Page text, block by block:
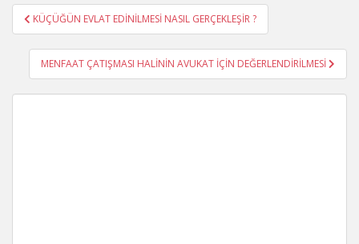
Yazı
gezinmesi
KÜÇÜĞÜN EVLAT EDİNİLMESİ NASIL GERÇEKLEŞİR ?
MENFAAT ÇATIŞMASI HALİNİN AVUKAT İÇİN DEĞERLENDİRİLMESİ